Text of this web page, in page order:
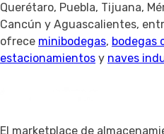
Querétaro, Puebla, Tijuana,
Cancún y Aguascalientes,
ofrece minibodegas, bodegas
estacionamientos y naves
El marketplace de